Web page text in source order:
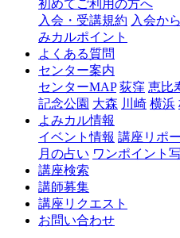
初めてご利用の方へ
入会・受講規約 入会か
みカルポイント
よくある質問
センター案内
センターMAP 荻窪 恵比
記念公園 大森 川崎 横浜
よみカル情報
イベント情報 講座リポ
月の占い ワンポイント
講座検索
講師募集
講座リクエスト
お問い合わせ